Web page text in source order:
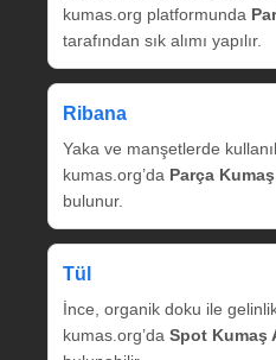
kumas.org platformunda
tarafından sık alımı yapılır.
Ribana
Yaka ve manşetlerde
kumas.org’da Parça
bulunur.
Tül
İnce, organik doku ile
kumas.org’da Spot Kumaş